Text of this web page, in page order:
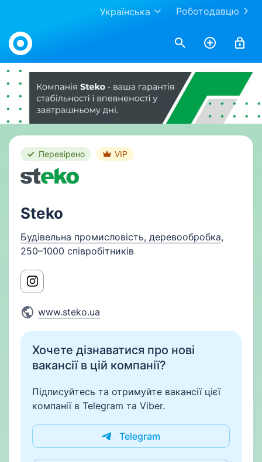
Роботодавцю
Українська
Work.ua
Перевірено VIP
Steko
Будівельна промисловість, деревообробка,
250–1000 співробітників
www.steko.ua
Хочете дізнаватися про нові
вакансії в цій компанії?
Підписуйтесь та отримуйте вакансії цієї
компанії в Telegram та Viber.
Telegram